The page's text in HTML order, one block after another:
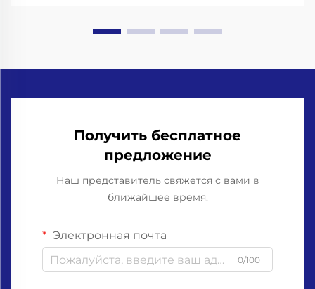
Получить бесплатное
предложение
Наш представитель свяжется с вами в
ближайшее время.
Электронная почта
0/100